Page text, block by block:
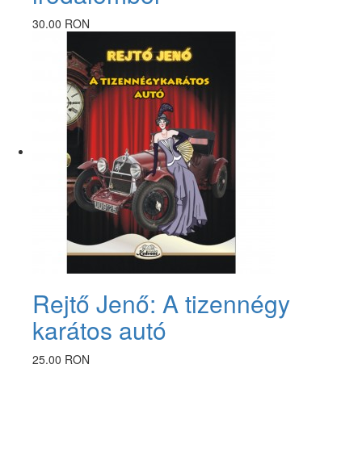
30.00 RON
Rejtő Jenő: A tizennégy
karátos autó
25.00 RON